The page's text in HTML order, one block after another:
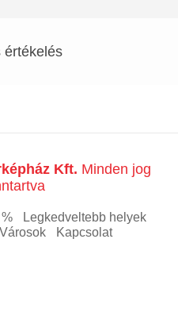
értékelés
Kft. Minden jog
Legkedveltebb helyek
Városok Kapcsolat